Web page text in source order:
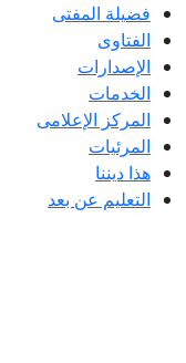
فضيلة المفتى
الفتاوى
الإصدارات
الخدمات
المركز الإعلامى
المرئيات
هذا ديننا
التعليم عن بعد